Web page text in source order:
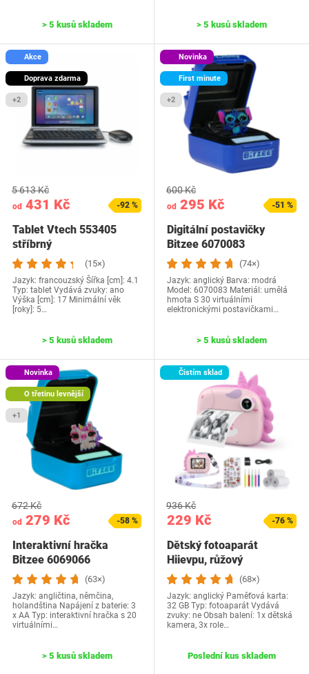
> 5 kusů skladem > 5 kusů skladem
Akce
Doprava zdarma
+2
od 431 Kč
5 613 Kč
-92 %
Tablet Vtech 553405
stříbrný
(15×)
Jazyk: francouzský Šířka [cm]: 4.1
Typ: tablet Vydává zvuky: ano
Výška [cm]: 17 Minimální věk
[roky]: 5…
> 5 kusů skladem
Novinka
First minute
+2
od 295 Kč
600 Kč
-51 %
Digitální postavičky
Bitzee 6070083
(74×)
Jazyk: anglický Barva: modrá
Model: ‎6070083 Materiál: umělá
hmota S 30 virtuálními
elektronickými postavičkami…
> 5 kusů skladem
Novinka
O třetinu levnější
+1
od 279 Kč
672 Kč
-58 %
Interaktivní hračka
Bitzee 6069066
(63×)
Jazyk: ‎angličtina, němčina,
holandština ‎Napájení z baterie: 3
x AA Typ: interaktivní hračka s 20
virtuálními…
> 5 kusů skladem
Čistím sklad
229 Kč
936 Kč
-76 %
Dětský fotoaparát
Hiievpu, růžový
(68×)
Jazyk: anglický Paměťová karta:
32 GB Typ: fotoaparát Vydává
zvuky: ne Obsah balení: 1x dětská
kamera, 3x role…
Poslední kus skladem